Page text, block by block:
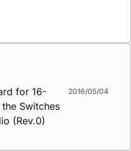
for 16-
the Switches
(Rev.0)
2016/05/04